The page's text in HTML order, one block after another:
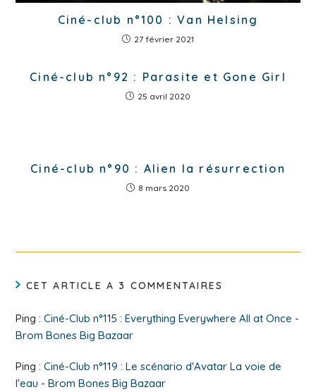
Ciné-club n°100 : Van Helsing
27 février 2021
Ciné-club n°92 : Parasite et Gone Girl
25 avril 2020
Ciné-club n°90 : Alien la résurrection
8 mars 2020
CET ARTICLE A 3 COMMENTAIRES
Ping :Ciné-Club n°115 : Everything Everywhere All at Once -
Brom Bones Big Bazaar
Ping :Ciné-Club n°119 : Le scénario d'Avatar La voie de
l'eau - Brom Bones Big Bazaar